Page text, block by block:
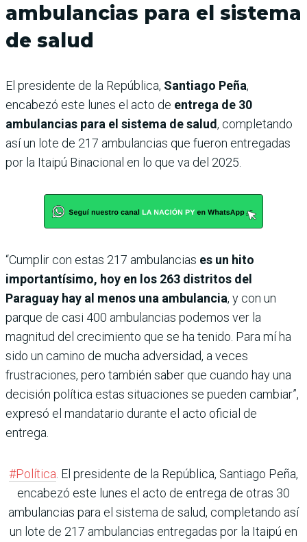
ambulancias para el sistema
de salud
El presidente de la República, Santiago Peña,
encabezó este lunes el acto de entrega de 30
ambulancias para el sistema de salud, completando
así un lote de 217 ambulancias que fueron entregadas
por la Itaipú Binacional en lo que va del 2025.
“Cumplir con estas 217 ambulancias es un hito
importantísimo, hoy en los 263 distritos del
Paraguay hay al menos una ambulancia, y con un
parque de casi 400 ambulancias podemos ver la
magnitud del crecimiento que se ha tenido. Para mí ha
sido un camino de mucha adversidad, a veces
frustraciones, pero también saber que cuando hay una
decisión política estas situaciones se pueden cambiar”,
expresó el mandatario durante el acto oficial de
entrega.
#Política . El presidente de la República, Santiago Peña,
encabezó este lunes el acto de entrega de otras 30
ambulancias para el sistema de salud, completando así
un lote de 217 ambulancias entregadas por la Itaipú en